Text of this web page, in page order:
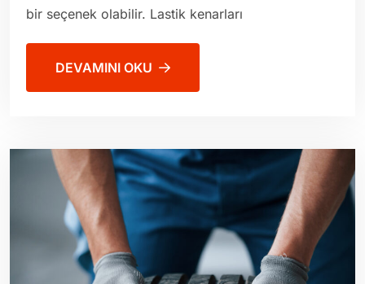
bir seçenek olabilir. Lastik kenarları
DEVAMINI OKU